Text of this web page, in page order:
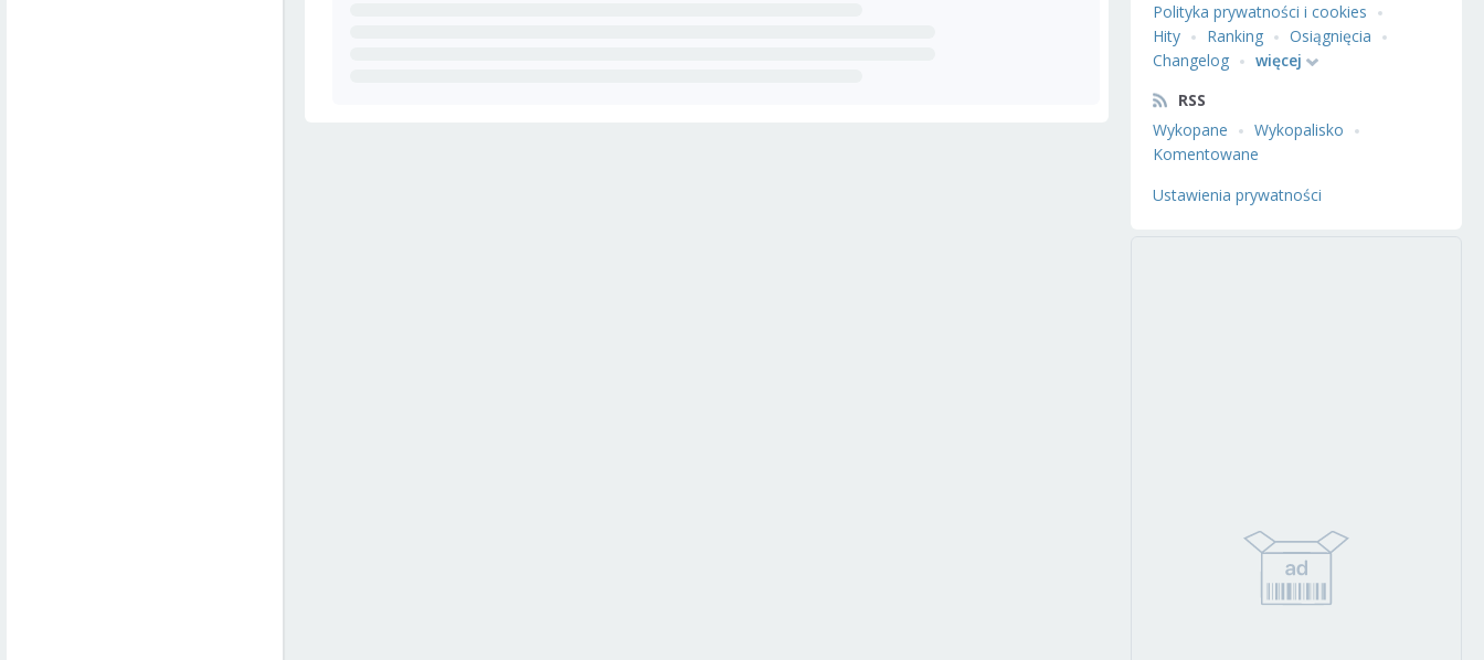
Polityka prywatności i cookies
Hity
Ranking
Osiągnięcia
Changelog
więcej
RSS
Wykopane
Wykopalisko
Komentowane
Ustawienia prywatności